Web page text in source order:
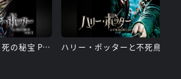
ハリー・ポッターと死の秘宝 PART 1